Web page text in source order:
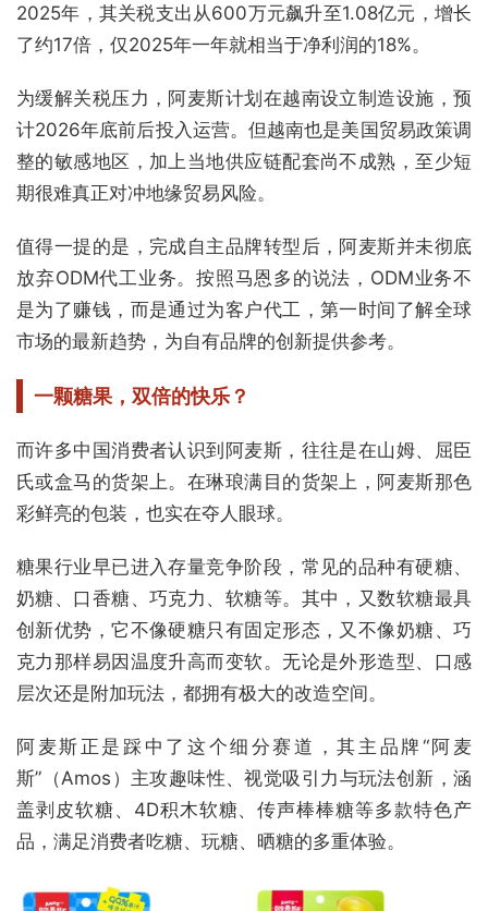
2025年，其关税支出从600万元飙升至1.08亿元，增长
了约17倍，仅2025年一年就相当于净利润的18%。
为缓解关税压力，阿麦斯计划在越南设立制造设施，预
计2026年底前后投入运营。但越南也是美国贸易政策调
整的敏感地区，加上当地供应链配套尚不成熟，至少短
期很难真正对冲地缘贸易风险。
值得一提的是，完成自主品牌转型后，阿麦斯并未彻底
放弃ODM代工业务。按照马恩多的说法，ODM业务不
是为了赚钱，而是通过为客户代工，第一时间了解全球
市场的最新趋势，为自有品牌的创新提供参考。
一颗糖果，双倍的快乐？
而许多中国消费者认识到阿麦斯，往往是在山姆、屈臣
氏或盒马的货架上。在琳琅满目的货架上，阿麦斯那色
彩鲜亮的包装，也实在夺人眼球。
糖果行业早已进入存量竞争阶段，常见的品种有硬糖、
奶糖、口香糖、巧克力、软糖等。其中，又数软糖最具
创新优势，它不像硬糖只有固定形态，又不像奶糖、巧
克力那样易因温度升高而变软。无论是外形造型、口感
层次还是附加玩法，都拥有极大的改造空间。
阿麦斯正是踩中了这个细分赛道，其主品牌“阿麦
斯”（Amos）主攻趣味性、视觉吸引力与玩法创新，涵
盖剥皮软糖、4D积木软糖、传声棒棒糖等多款特色产
品，满足消费者吃糖、玩糖、晒糖的多重体验。